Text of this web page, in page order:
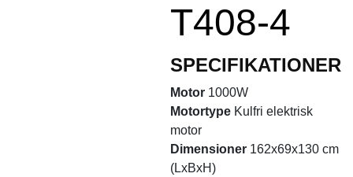
T408-4
SPECIFIKATIONER
Motor 1000W
Motortype Kulfri elektrisk
motor
Dimensioner 162x69x130 cm
(LxBxH)